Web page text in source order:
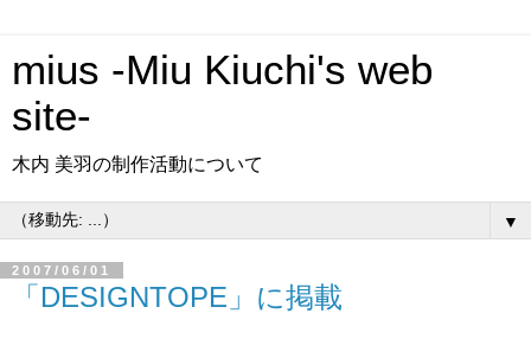
mius -Miu Kiuchi's web
site-
木内 美羽の制作活動について
▼
2007/06/01
「DESIGNTOPE」に掲載